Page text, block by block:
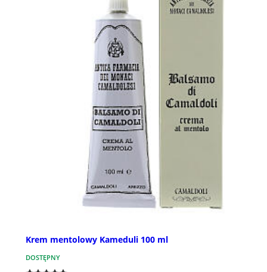
Krem mentolowy Kameduli 100 ml
DOSTĘPNY